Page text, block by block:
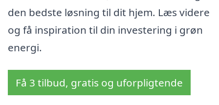
den bedste løsning til dit hjem. Læs videre
og få inspiration til din investering i grøn
energi.
Få 3 tilbud, gratis og uforpligtende